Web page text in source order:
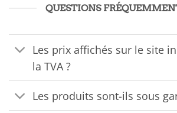
QUESTIONS
Les prix affichés sur le site
la TVA ?
Les produits sont-ils sous